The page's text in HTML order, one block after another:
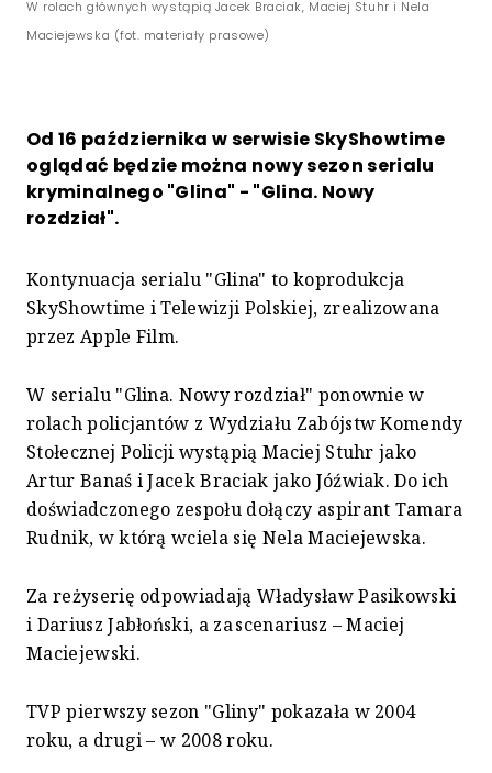
W rolach głównych wystąpią Jacek Braciak, Maciej Stuhr i Nela
Maciejewska (fot. materiały prasowe)
Od 16 października w serwisie SkyShowtime
oglądać będzie można nowy sezon serialu
kryminalnego "Glina" - "Glina. Nowy
rozdział".
Kontynuacja serialu "Glina" to koprodukcja
SkyShowtime i Telewizji Polskiej, zrealizowana
przez Apple Film.
W serialu "Glina. Nowy rozdział" ponownie w
rolach policjantów z Wydziału Zabójstw Komendy
Stołecznej Policji wystąpią Maciej Stuhr jako
Artur Banaś i Jacek Braciak jako Jóźwiak. Do ich
doświadczonego zespołu dołączy aspirant Tamara
Rudnik, w którą wciela się Nela Maciejewska.
Za reżyserię odpowiadają Władysław Pasikowski
i Dariusz Jabłoński, a za scenariusz – Maciej
Maciejewski.
TVP pierwszy sezon "Gliny" pokazała w 2004
roku, a drugi – w 2008 roku.